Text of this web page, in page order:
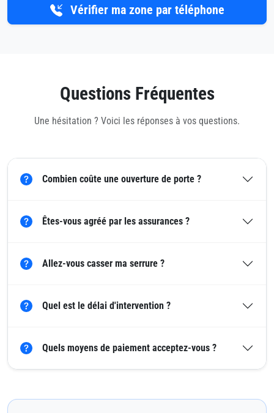
Vérifier ma zone par téléphone
Questions Fréquentes
Une hésitation ? Voici les réponses à vos questions.
Combien coûte une ouverture de porte ?
Êtes-vous agréé par les assurances ?
Allez-vous casser ma serrure ?
Quel est le délai d'intervention ?
Quels moyens de paiement acceptez-vous ?